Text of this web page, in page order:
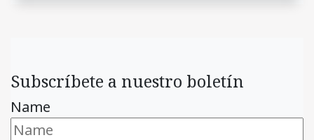
Subscríbete a nuestro boletín
Name